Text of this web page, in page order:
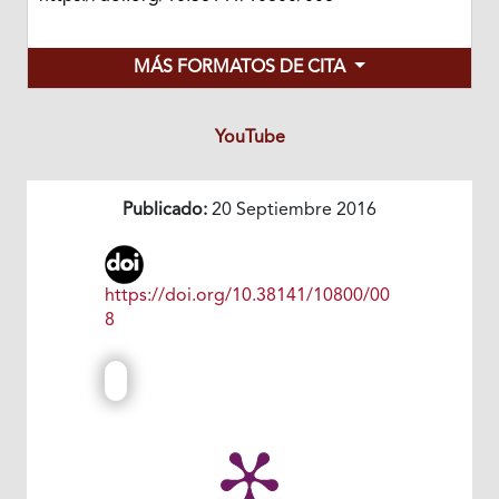
MÁS FORMATOS DE CITA
YouTube
Publicado: 20 Septiembre 2016
https://doi.org/10.38141/10800/00
8